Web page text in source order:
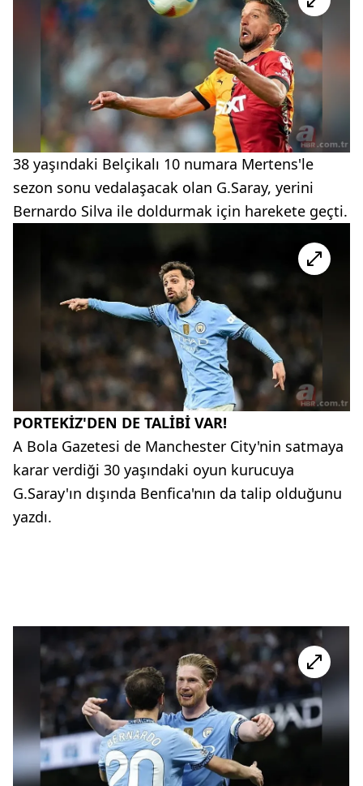
38 yaşındaki Belçikalı 10 numara Mertens'le
sezon sonu vedalaşacak olan G.Saray, yerini
Bernardo Silva ile doldurmak için harekete geçti.
PORTEKİZ'DEN DE TALİBİ VAR!
A Bola Gazetesi de Manchester City'nin satmaya
karar verdiği 30 yaşındaki oyun kurucuya
G.Saray'ın dışında Benfica'nın da talip olduğunu
yazdı.